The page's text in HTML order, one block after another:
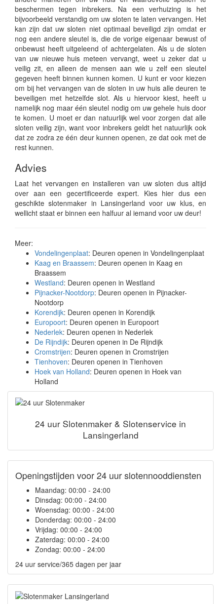
beschermen tegen inbrekers. Na een verhuizing is het
bijvoorbeeld verstandig om uw sloten te laten vervangen. Het
kan zijn dat uw sloten niet optimaal beveiligd zijn omdat er
nog een andere sleutel is, die de vorige eigenaar bewust of
onbewust heeft uitgeleend of achtergelaten. Als u de sloten
van uw nieuwe huis meteen vervangt, weet u zeker dat u
veilig zit, en alleen de mensen aan wie u zelf een sleutel
gegeven heeft binnen kunnen komen. U kunt er voor kiezen
om bij het vervangen van de sloten in uw huis alle deuren te
beveiligen met hetzelfde slot. Als u hiervoor kiest, heeft u
namelijk nog maar één sleutel nodig om uw gehele huis door
te komen. U moet er dan natuurlijk wel voor zorgen dat alle
sloten veilig zijn, want voor inbrekers geldt het natuurlijk ook
dat ze zodra ze één deur kunnen openen, ze dat ook met de
rest kunnen.
Advies
Laat het vervangen en installeren van uw sloten dus altijd
over aan een gecertificeerde expert. Kies hier dus een
geschikte slotenmaker in Lansingerland voor uw klus, en
wellicht staat er binnen een halfuur al iemand voor uw deur!
Meer:
Vondelingenplaat: Deuren openen in Vondelingenplaat
Kaag en Braassem: Deuren openen in Kaag en
Braassem
Westland: Deuren openen in Westland
Pijnacker-Nootdorp: Deuren openen in Pijnacker-
Nootdorp
Korendijk: Deuren openen in Korendijk
Europoort: Deuren openen in Europoort
Nederlek: Deuren openen in Nederlek
De Rijndijk: Deuren openen in De Rijndijk
Cromstrijen: Deuren openen in Cromstrijen
Tienhoven: Deuren openen in Tienhoven
Hoek van Holland: Deuren openen in Hoek van
Holland
24 uur Slotenmaker & Slotenservice in
Lansingerland
Openingstijden voor 24 uur slotennooddiensten
Maandag: 00:00 - 24:00
Dinsdag: 00:00 - 24:00
Woensdag: 00:00 - 24:00
Donderdag: 00:00 - 24:00
Vrijdag: 00:00 - 24:00
Zaterdag: 00:00 - 24:00
Zondag: 00:00 - 24:00
24 uur service/365 dagen per jaar